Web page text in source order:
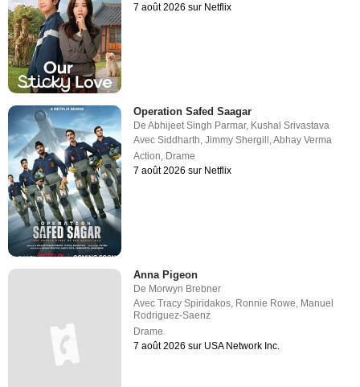
7 août 2026 sur Netflix
Operation Safed Saagar
DeAbhijeet Singh Parmar, Kushal Srivastava
AvecSiddharth,Jimmy Shergill ,Abhay Verma
Action, Drame
7 août 2026 sur Netflix
Anna Pigeon
De Morwyn Brebner
AvecTracy Spiridakos, Ronnie Rowe, Manuel
Rodriguez-Saenz
Drame
7 août 2026 sur USA Network Inc.